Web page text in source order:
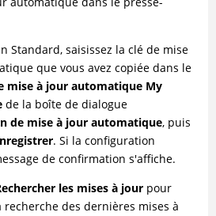
Standard, saisissez la clé de mise
que vous avez copiée dans le
mise à jour automatique My
de la boîte de dialogue
de mise à jour automatique, puis
. Si la configuration
de confirmation s'affiche.
les mises à jourpour
des dernières mises à